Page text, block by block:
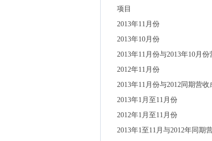
项目
2013年11月份
2013年10月份
2013年11月份与2013年10月
2012年11月份
2013年11月份与2012同期营
2013年1月至11月份
2012年1月至11月份
2013年1至11月与2012年同期